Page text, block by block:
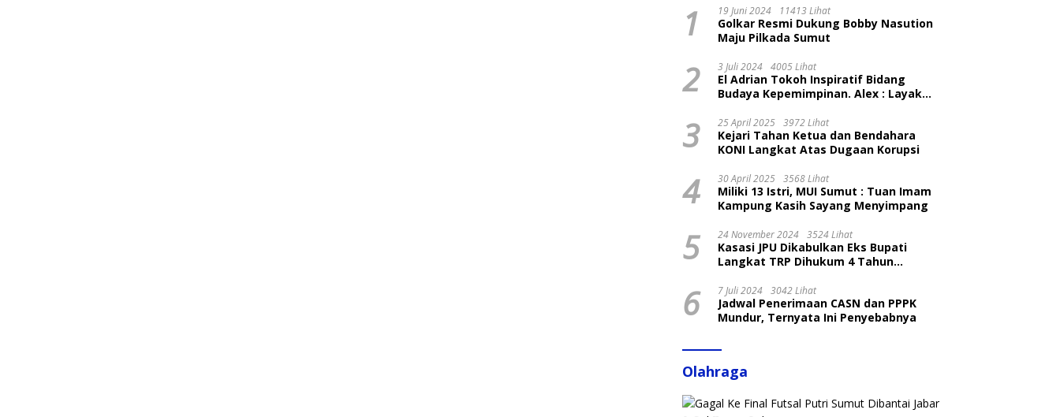
1 19 Juni 2024 11413 Lihat
Golkar Resmi Dukung Bobby Nasution
Maju Pilkada Sumut
2 3 Juli 2024 4005 Lihat
El Adrian Tokoh Inspiratif Bidang
Budaya Kepemimpinan. Alex : Layak
3 25 April 2025 3972 Lihat
Kejari Tahan Ketua dan Bendahara
KONI Langkat Atas Dugaan Korupsi
4 30 April 2025 3568 Lihat
Miliki 13 Istri, MUI Sumut : Tuan Imam
Kampung Kasih Sayang Menyimpang
5 24 November 2024 3524 Lihat
Kasasi JPU Dikabulkan Eks Bupati
Langkat TRP Dihukum 4 Tahun
6 7 Juli 2024 3042 Lihat
Jadwal Penerimaan CASN dan PPPK
Mundur, Ternyata Ini Penyebabnya
Olahraga